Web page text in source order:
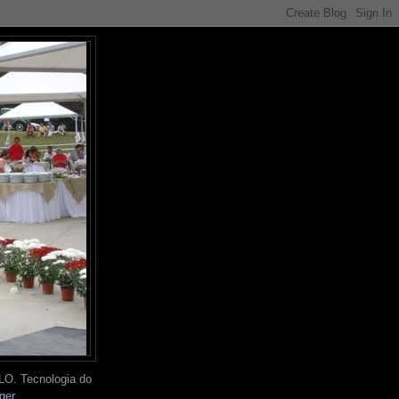
Tecnologia do
.